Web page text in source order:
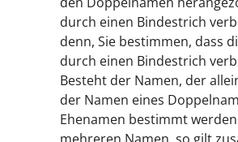
durch einen Bindestrich
denn, Sie bestimmen, dass
durch einen Bindestrich
Besteht der Namen, der
der Namen eines
Ehenamen bestimmt